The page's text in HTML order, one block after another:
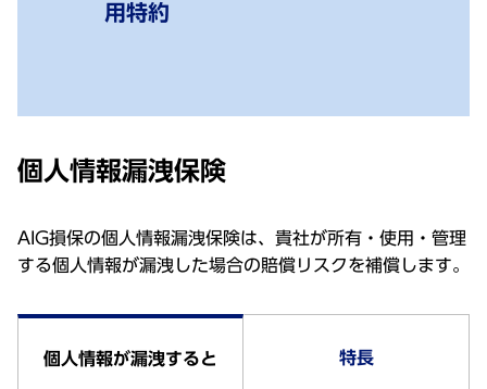
用特約
個人情報漏洩保険
AIG損保の個人情報漏洩保険は、貴社が所有・使用・管理
する個人情報が漏洩した場合の賠償リスクを補償します。
個人情報が漏洩すると 特長